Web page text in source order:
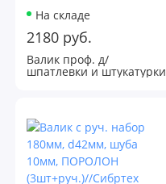
На складе
2180 руб.
Валик проф. д/
шпатлевки и штукатурки